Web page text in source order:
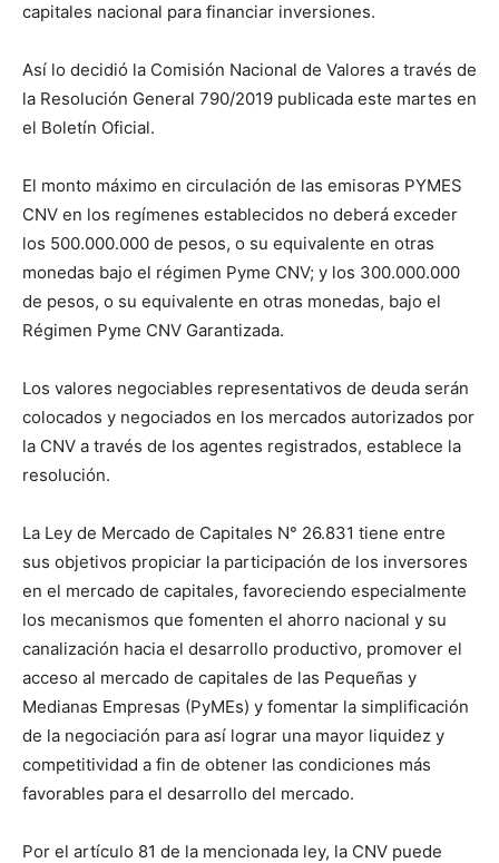
capitales nacional para financiar inversiones.
Así lo decidió la Comisión Nacional de Valores a través de
la Resolución General 790/2019 publicada este martes en
el Boletín Oficial.
El monto máximo en circulación de las emisoras PYMES
CNV en los regímenes establecidos no deberá exceder
los 500.000.000 de pesos, o su equivalente en otras
monedas bajo el régimen Pyme CNV; y los 300.000.000
de pesos, o su equivalente en otras monedas, bajo el
Régimen Pyme CNV Garantizada.
Los valores negociables representativos de deuda serán
colocados y negociados en los mercados autorizados por
la CNV a través de los agentes registrados, establece la
resolución.
La Ley de Mercado de Capitales N° 26.831 tiene entre
sus objetivos propiciar la participación de los inversores
en el mercado de capitales, favoreciendo especialmente
los mecanismos que fomenten el ahorro nacional y su
canalización hacia el desarrollo productivo, promover el
acceso al mercado de capitales de las Pequeñas y
Medianas Empresas (PyMEs) y fomentar la simplificación
de la negociación para así lograr una mayor liquidez y
competitividad a fin de obtener las condiciones más
favorables para el desarrollo del mercado.
Por el artículo 81 de la mencionada ley, la CNV puede